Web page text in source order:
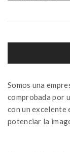
Somos una
comprobada por
con un excelente
potenciar la